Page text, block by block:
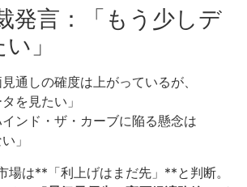
発言：「もう少しデ
」
見通しの確度は上がっているが、
を見たい」
インド・ザ・カーブに陥る懸念は
」
場は**「利上げはまだ先」**と判断。